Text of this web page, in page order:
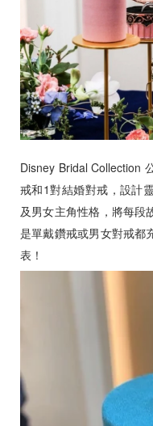
婚禮護照
線上購物
Disney Bridal Collection
戒和1對結婚對戒，設計
及男女主角性格，將每段
是單戴鑽戒或男女對戒都
表！